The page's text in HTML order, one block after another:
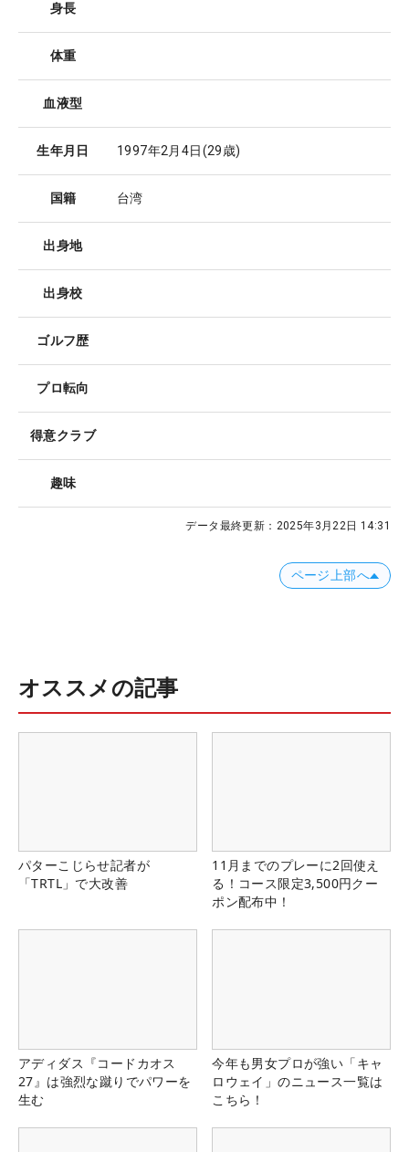
身長
体重
血液型
生年月日 1997年2月4日(29歳)
国籍 台湾
出身地
出身校
ゴルフ歴
プロ転向
得意クラブ
趣味
データ最終更新： 2025年3月22日 14:31
ページ上部へ
オススメの記事
パターこじらせ記者が
「TRTL」で大改善
11月までのプレーに2回使え
る！コース限定3,500円クー
ポン配布中！
アディダス『コードカオス
27』は強烈な蹴りでパワーを
生む
今年も男女プロが強い「キャ
ロウェイ」のニュース一覧は
こちら！